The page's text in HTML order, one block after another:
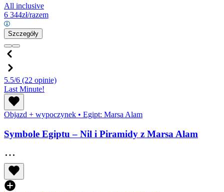
All inclusive
6 344zł/razem
Szczegóły
5.5/6 (22 opinie)
Last Minute!
Objazd + wypoczynek • Egipt: Marsa Alam
Symbole Egiptu – Nil i Piramidy z Marsa Alam